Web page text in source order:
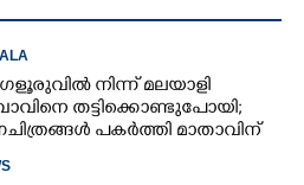
നിന്ന് മലയാളി
തട്ടിക്കൊണ്ടുപോയി;
പകർത്തി മാതാവിന്